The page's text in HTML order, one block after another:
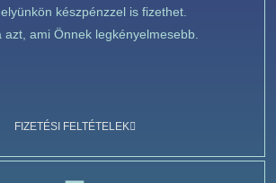
készpénzzel is fizethet.
azt, ami Önnek legkényelmesebb.
FIZETÉSI FELTÉTELEK